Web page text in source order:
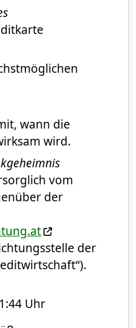
wann die
wird.
vom
der
der
Uhr